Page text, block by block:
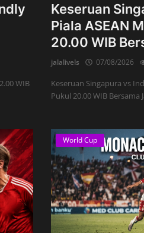
WIB
Keseruan
Piala ASEAN
20.00 WIB
jalalivels 07/08/2026
Keseruan Singapura vs
Pukul 20.00 WIB Bersama
World Cup